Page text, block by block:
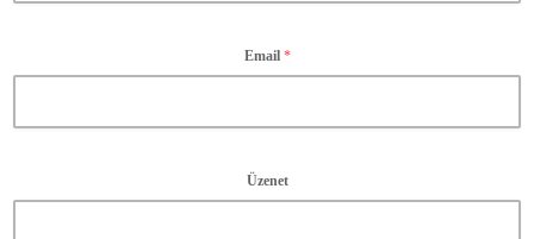
Email *
Üzenet